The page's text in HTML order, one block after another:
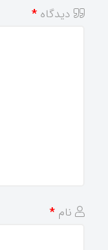
دیدگاه *
نام *